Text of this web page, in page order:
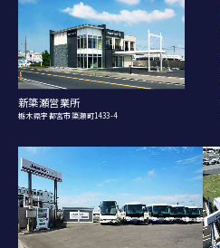
新簗瀬営業所
栃木県宇都宮市簗瀬町1433-4